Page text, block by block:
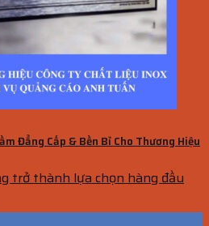
Đẳng Cấp & Bền Bỉ Cho Thương Hiệu
trở thành lựa chọn hàng đầu